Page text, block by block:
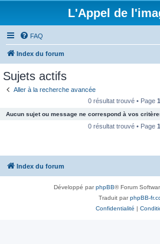
L'Appel de
FAQ
Index du forum
Sujets actifs
Aller à la recherche avancée
0 résultat trouvé • Page 1
Aucun sujet ou message ne correspond à vos
0 résultat trouvé • Page 1
Index du forum
Développé parphpBB® Forum
Traduit parphpBB-
Confidentialité |